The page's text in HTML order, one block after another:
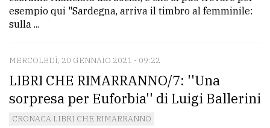
Cookie
esempio qui "Sardegna, arriva il timbro al femminile:
sulla ...
MERCOLEDÌ, 20 GENNAIO 2021 - 09:22
LIBRI CHE RIMARRANNO/7: ''Una
sorpresa per Euforbia'' di Luigi Ballerini
CRONACA LIBRI CHE RIMARRANNO